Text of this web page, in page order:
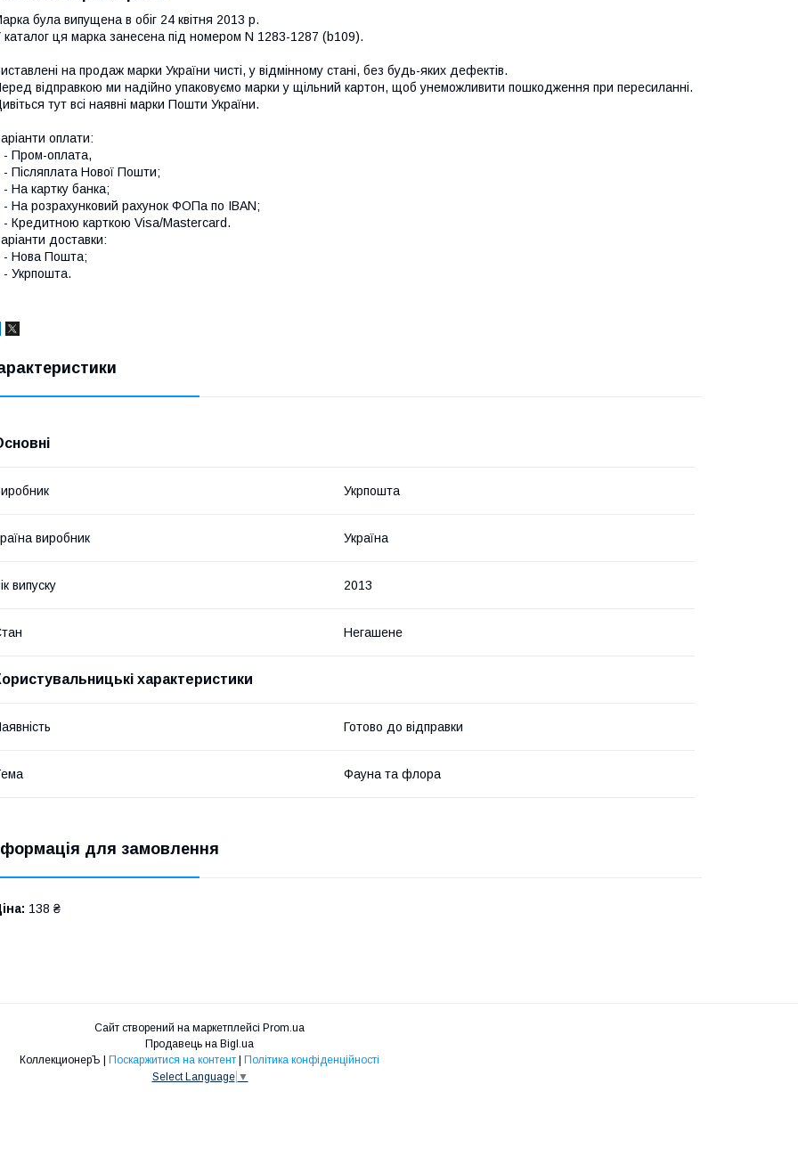
була випущена в обіг 24 квітня 2013 р.
каталог ця марка занесена під номером N 1283-1287 (b109).
на продаж марки України чисті, у відмінному стані, без будь-яких дефектів.
відправкою ми надійно упаковуємо марки у щільний картон, щоб унеможливити пошкодження при пересиланні.
тут всі наявні марки Пошти України.
оплати:
- Пром-оплата,
- Післяплата Нової Пошти;
- На картку банка;
- На розрахунковий рахунок ФОПа по IBAN;
- Кредитною карткою Visa/Mastercard.
доставки:
- Нова Пошта;
- Укрпошта.
Укрпошта
виробник Україна
випуску 2013
Негашене
характеристики
Готово до відправки
Фауна та флора
для замовлення
138 ₴
Сайт створений на маркетплейсі Prom.ua
Продавець на Bigl.ua
Поскаржитися на контент
Політика конфіденційності
Select Language ▼